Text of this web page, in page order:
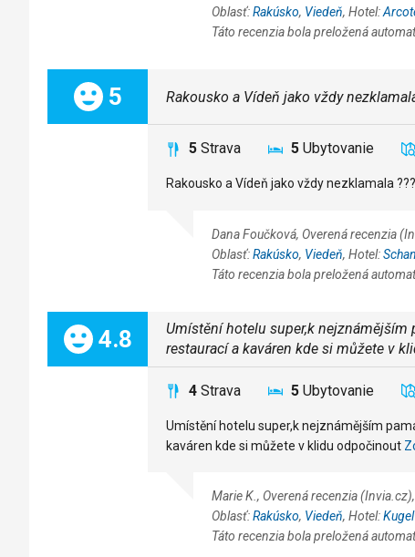
Oblasť:Rakúsko, Viedeň, Hotel:
Táto recenzia bola preložená
Celkom:
5 Rakousko a Vídeň jako vždy nezklamala
5 Strava 5 Ubytovanie
Rakousko a Vídeň jako vždy nezklamala
Dana Foučková, Overená recenzia
Oblasť:Rakúsko, Viedeň, Hotel:
Táto recenzia bola preložená
Celkom:
4.8
Umístění hotelu super,k
restaurací a kaváren kde si můžete v
4 Strava 5 Ubytovanie
Umístění hotelu super,k nejznámějším
kaváren kde si můžete v klidu odpočinout
Marie K., Overená recenzia
Oblasť:Rakúsko, Viedeň, Hotel:Kugel
Táto recenzia bola preložená